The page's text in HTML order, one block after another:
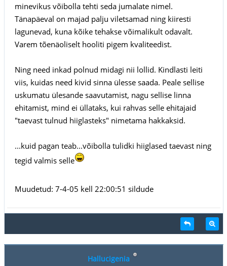
minevikus võibolla tehti seda jumalate nimel.
Tänapäeval on majad palju viletsamad ning kiiresti
lagunevad, kuna kõike tehakse võimalikult odavalt.
Varem tõenäoliselt hooliti pigem kvaliteedist.
Ning need inkad polnud midagi nii lollid. Kindlasti leiti
viis, kuidas need kivid sinna ülesse saada. Peale sellise
uskumatu ülesande saavutamist, nagu sellise linna
ehitamist, mind ei üllataks, kui rahvas selle ehitajaid
"taevast tulnud hiiglasteks" nimetama hakkaksid.
...kuid pagan teab...võibolla tulidki hiiglased taevast ning
tegid valmis selle
Muudetud: 7-4-05 kell 22:00:51 sildude
Hallucigenia